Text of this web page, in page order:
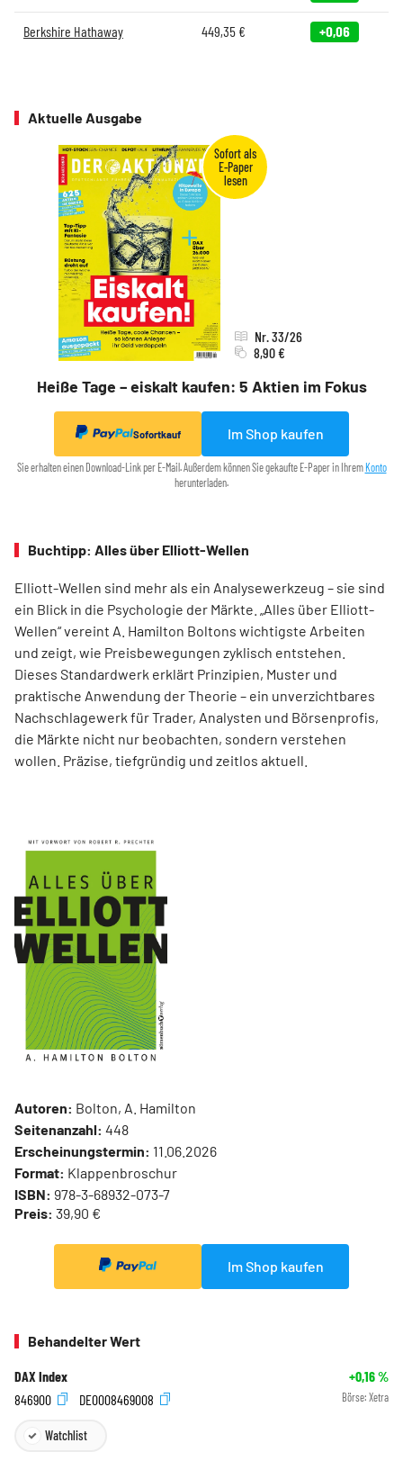
Berkshire Hathaway 449,35 € +0,06
Aktuelle Ausgabe
Heiße Tage – eiskalt kaufen: 5 Aktien im Fokus
Nr. 33/26
8,90 €
Sofortkauf Im Shop kaufen
Sie erhalten einen Download-Link per E-Mail. Außerdem können Sie gekaufte E-Paper in Ihrem Konto
herunterladen.
Buchtipp: Alles über Elliott-Wellen
Elliott-Wellen sind mehr als ein Analysewerkzeug – sie sind
ein Blick in die Psychologie der Märkte. „Alles über Elliott-
Wellen“ vereint A. Hamilton Boltons wichtigste Arbeiten
und zeigt, wie Preisbewegungen zyklisch entstehen.
Dieses Standardwerk erklärt Prinzipien, Muster und
praktische Anwendung der Theorie – ein unverzichtbares
Nachschlagewerk für Trader, Analysten und Börsenprofis,
die Märkte nicht nur beobachten, sondern verstehen
wollen. Präzise, tiefgründig und zeitlos aktuell.
Autoren: Bolton, A. Hamilton
Seitenanzahl: 448
Erscheinungstermin: 11.06.2026
Format: Klappenbroschur
ISBN: 978-3-68932-073-7
Preis: 39,90 €
Im Shop kaufen
Behandelter Wert
DAX Index +0,16%
846900
DE0008469008 Börse: Xetra
Watchlist